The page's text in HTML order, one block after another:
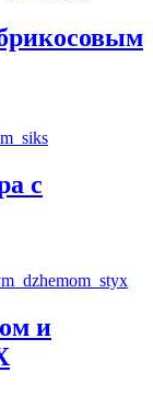
с
и